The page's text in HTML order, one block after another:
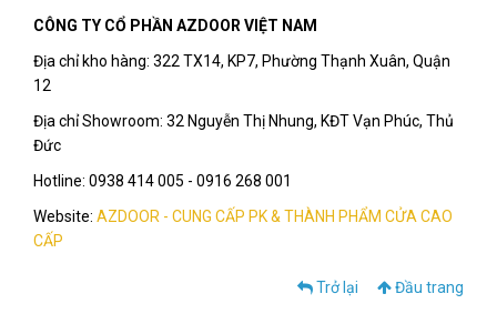
CÔNG TY CỔ PHẦN AZDOOR VIỆT NAM
Địa chỉ kho hàng: 322 TX14, KP7, Phường Thạnh Xuân, Quận
12
Địa chỉ Showroom: 32 Nguyễn Thị Nhung, KĐT Vạn Phúc, Thủ
Đức
Hotline: 0938 414 005 - 0916 268 001
Website: AZDOOR - CUNG CẤP PK & THÀNH PHẨM CỬA CAO
CẤP
Trở lại Đầu trang